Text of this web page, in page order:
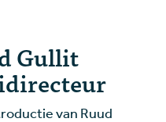
Gullit
van Ruud